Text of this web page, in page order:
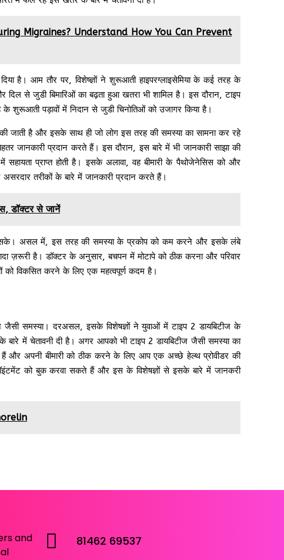
Migraines? Understand How You Can Prevent
है। आम तौर पर, विशेष्ज्ञों ने शुरूआती हाइपरग्लाइसेमिया के कई तरह के
दिल से जुडी बिमारिओं का बढ़ता हुआ खतरा भी शामिल है। इस दौरान, टाइप
पड़ावों में निदान से जुडी चिनोतिओं को उजागर किया है।
की जाती है और इसके साथ ही जो लोग इस तरह की समस्या का सामना कर रहे
प्रदान करते हैं। इस दौरान, इस बारे में भी जानकारी साझा की
प्राप्त होती है। इसके अलावा, वह बीमारी के पैथोजेनेसिस को और
तरीकों के बारे में जानकारी प्रदान करते हैं।
डॉक्टर से जानें
असल में, इस तरह की समस्या के प्रकोप को कम करने और इसके लंबे
ज़रूरी है। डॉक्टर के अनुसार, बचपन में मोटापे को ठीक करना और परिवार
को विकसित करने के लिए एक महत्वपूर्ण कदम है।
समस्या। दरअसल, इसके विशेषज्ञों ने युवाओं में टाइप 2 डायबिटीज के
में चेतावनी दी है। अगर आपको भी टाइप 2 डायबिटीज जैसी समस्या का
और अपनी बीमारी को ठीक करने के लिए आप एक अच्छे हेल्थ प्रोवीडर की
को बुक करवा सकते हैं और इस के विशेषज्ञों से इसके बारे में जानकरी
and
81462 69537